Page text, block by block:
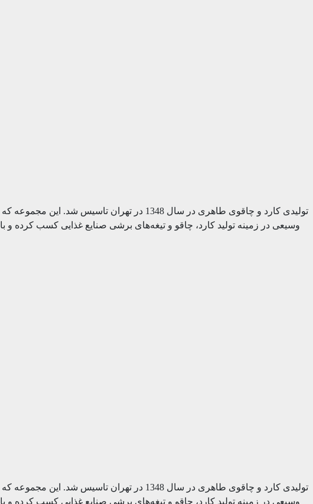
تولیدی کارد و چاقوی طاهری در سال 1348 در
تولیدی کارد و چاقوی طاهری در سال 1348 در